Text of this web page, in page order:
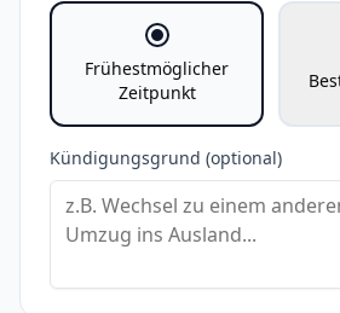
Frühestmöglicher
Zeitpunkt
Kündigungsgrund (optional)